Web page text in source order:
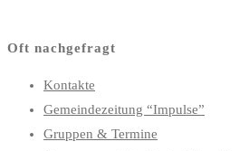
Oft nachgefragt
Kontakte
Gemeindezeitung “Impulse”
Gruppen & Termine